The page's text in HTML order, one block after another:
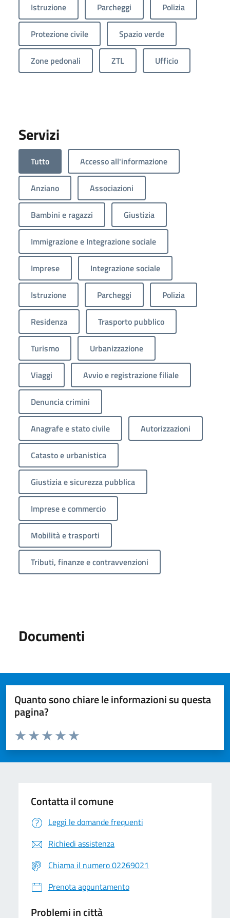
Istruzione Parcheggi Polizia
Protezione civile Spazio verde
Zone pedonali ZTL Ufficio
Servizi
Tutto Accesso all'informazione
Anziano Associazioni
Bambini e ragazzi Giustizia
Immigrazione e Integrazione sociale
Imprese Integrazione sociale
Istruzione Parcheggi Polizia
Residenza Trasporto pubblico
Turismo Urbanizzazione
Viaggi Avvio e registrazione filiale
Denuncia crimini
Anagrafe e stato civile Autorizzazioni
Catasto e urbanistica
Giustizia e sicurezza pubblica
Imprese e commercio
Mobilità e trasporti
Tributi, finanze e contravvenzioni
Documenti
Quanto sono chiare le informazioni su questa
pagina?
Valuta da 1 a 5 stelle la pagina
Valuta 5 stelle su 5
Valuta 4 stelle su 5
Valuta 3 stelle su 5
Valuta 2 stelle su 5
Valuta 1 stelle su 5
Contatta il comune
Leggi le domande frequenti
Richiedi assistenza
Chiama il numero 02269021
Prenota appuntamento
Problemi in città